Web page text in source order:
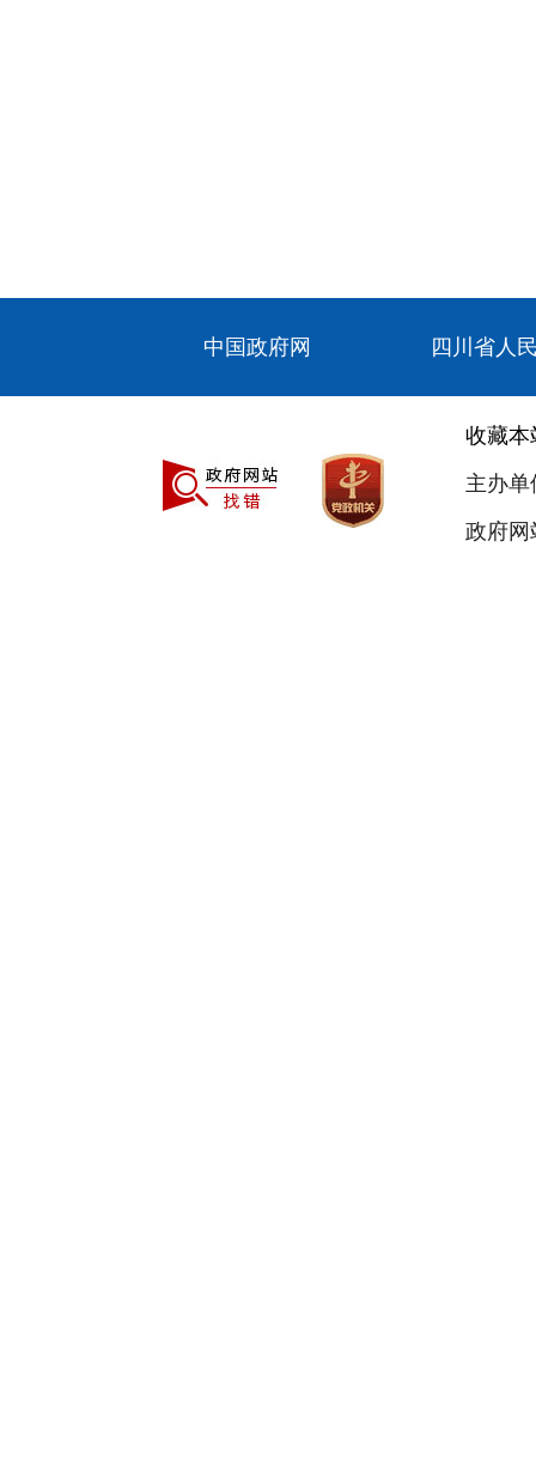
中国政府网 四川省人
收藏本
主办
政府网